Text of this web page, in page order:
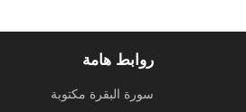
روابط هامة
سورة البقرة مكتوبة